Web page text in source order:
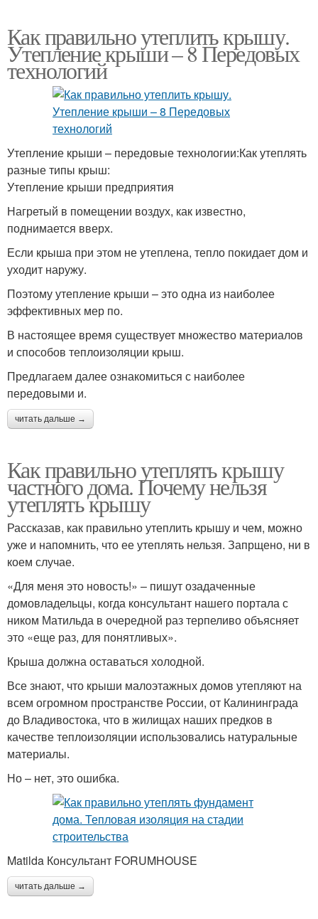
Как правильно утеплить крышу.
Утепление крыши – 8 Передовых
технологий
Утепление крыши – передовые технологии:Как утеплять
разные типы крыш:
Утепление крыши предприятия
Нагретый в помещении воздух, как известно,
поднимается вверх.
Если крыша при этом не утеплена, тепло покидает дом и
уходит наружу.
Поэтому утепление крыши – это одна из наиболее
эффективных мер по.
В настоящее время существует множество материалов
и способов теплоизоляции крыш.
Предлагаем далее ознакомиться с наиболее
передовыми и.
читать дальше →
Как правильно утеплять крышу
частного дома. Почему нельзя
утеплять крышу
Рассказав, как правильно утеплить крышу и чем, можно
уже и напомнить, что ее утеплять нельзя. Запрщено, ни в
коем случае.
«Для меня это новость!» – пишут озадаченные
домовладельцы, когда консультант нашего портала с
ником Матильда в очередной раз терпеливо объясняет
это «еще раз, для понятливых».
Крыша должна оставаться холодной.
Все знают, что крыши малоэтажных домов утепляют на
всем огромном пространстве России, от Калининграда
до Владивостока, что в жилищах наших предков в
качестве теплоизоляции использовались натуральные
материалы.
Но – нет, это ошибка.
Matilda Консультант FORUMHOUSE
читать дальше →